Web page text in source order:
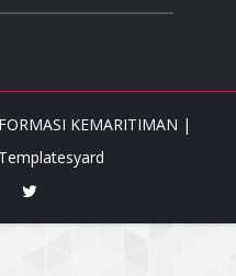
KEMARITIMAN |
Templatesyard